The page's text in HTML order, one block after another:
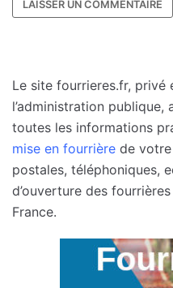
Le site fourrieres.fr, privé
l’administration
toutes les informations
mise en fourrière de
postales, téléphoniques,
d’ouverture des
France.